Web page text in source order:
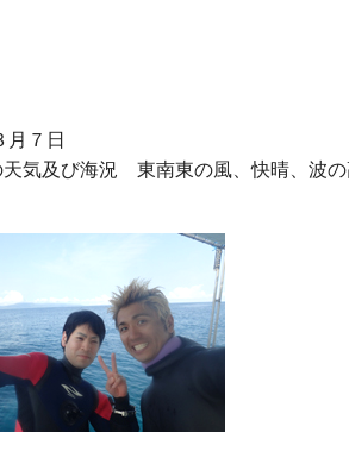
気及び海況　東南東の風、快晴、波